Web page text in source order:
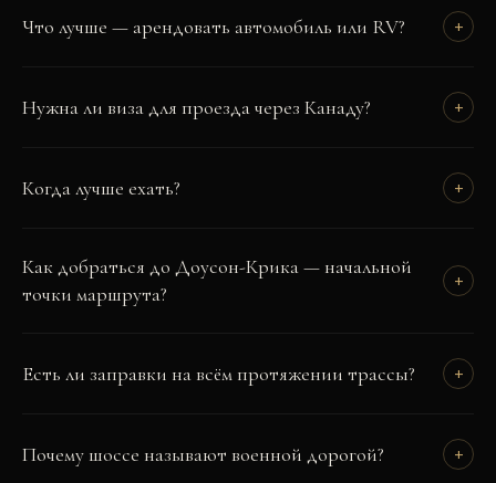
Что лучше — арендовать автомобиль или RV? +
Нужна ли виза для проезда через Канаду? +
Когда лучше ехать? +
Как добраться до Доусон-Крика — начальной
точки маршрута?
+
Есть ли заправки на всём протяжении трассы? +
Почему шоссе называют военной дорогой? +